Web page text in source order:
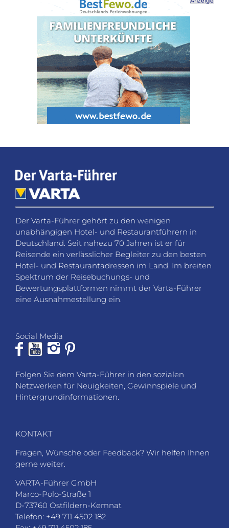
Der Varta-Führer gehört zu den wenigen
unabhängigen Hotel- und Restaurantführern in
Deutschland. Seit nahezu 70 Jahren ist er für
Reisende ein verlässlicher Begleiter zu den besten
Hotel- und Restaurantadressen im Land. Im breiten
Spektrum der Reisebuchungs- und
Bewertungsplattformen nimmt der Varta-Führer
eine Ausnahmestellung ein.
Social Media
Folgen Sie dem Varta-Führer in den sozialen
Netzwerken für Neuigkeiten, Gewinnspiele und
Hintergrundinformationen.
KONTAKT
Fragen, Wünsche oder Feedback? Wir helfen Ihnen
gerne weiter.
VARTA-Führer GmbH
Marco-Polo-Straße 1
D-73760 Ostfildern-Kemnat
Telefon: +49 711 4502 182